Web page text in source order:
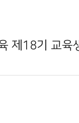
제18기 교육